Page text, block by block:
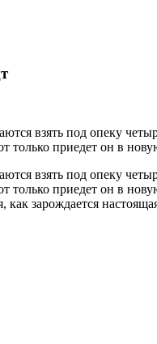
взять под опеку
только приедет он в
взять под опеку
только приедет он в
как зарождается